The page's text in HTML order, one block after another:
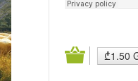
₾1.50